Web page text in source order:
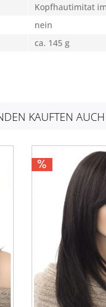
Kopfhautimitat
nein
ca. 145 g
KAUFTEN AUCH